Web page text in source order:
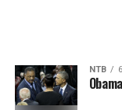
NTB